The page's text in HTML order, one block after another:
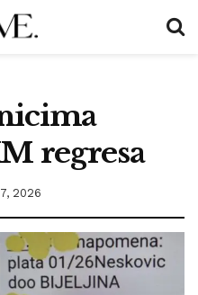
regresa
2026